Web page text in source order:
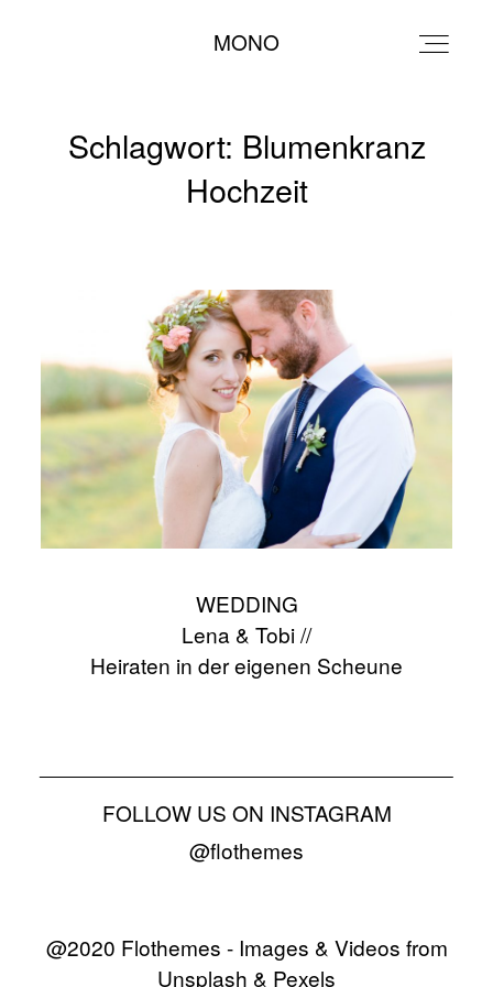
MONO
MONO
Schlagwort: Blumenkranz
Hochzeit
WEDDING
Lena & Tobi //
Heiraten in der eigenen Scheune
FOLLOW US ON INSTAGRAM
@flothemes
@2020 Flothemes - Images & Videos from
Unsplash & Pexels